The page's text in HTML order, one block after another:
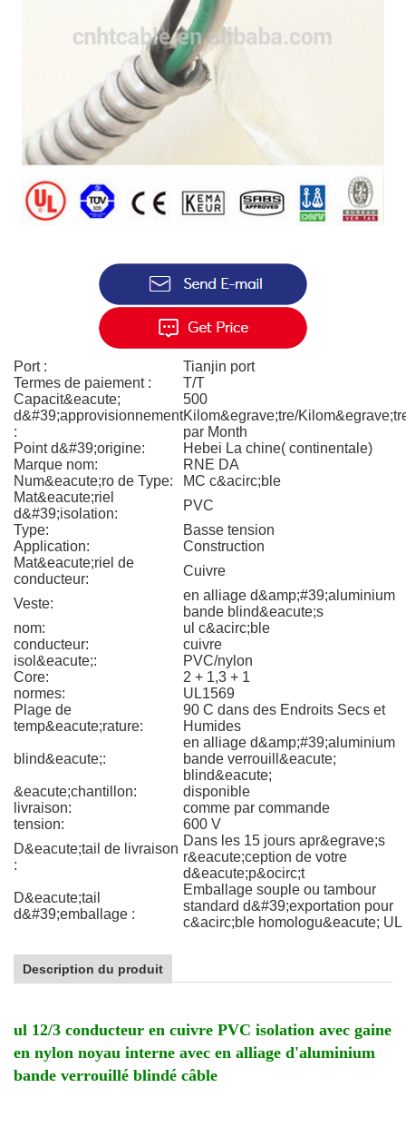
Port :
Tianjin port
Termes de paiement :
T/T
Capacit&eacute;
d&#39;approvisionnement
:
500
Kilom&egrave;tre/
par Month
Point d&#39;origine:
Hebei La chine( continentale)
Marque nom:
RNE DA
Num&eacute;ro de Type:
MC c&acirc;ble
Mat&eacute;riel
d&#39;isolation:
PVC
Type:
Basse tension
Application:
Construction
Mat&eacute;riel de
conducteur:
Cuivre
Veste:
en alliage d&amp;#39;aluminium
bande blind&eacute;s
nom:
ul c&acirc;ble
conducteur:
cuivre
isol&eacute;:
PVC/nylon
Core:
2 + 1,3 + 1
normes:
UL1569
Plage de
temp&eacute;rature:
90 C dans des Endroits Secs et
Humides
blind&eacute;:
en alliage d&amp;#39;aluminium
bande verrouill&eacute;
blind&eacute;
&eacute;chantillon:
disponible
livraison:
comme par commande
tension:
600 V
D&eacute;tail de livraison
:
Dans les 15 jours apr&egrave;s
r&eacute;ception de votre
d&eacute;p&ocirc;t
D&eacute;tail
d&#39;emballage :
Emballage souple ou tambour
standard d&#39;exportation pour
c&acirc;ble homologu&eacute; UL
Description du produit
ul 12/3 conducteur en cuivre PVC isolation avec gaine
en nylon noyau interne avec en alliage d'aluminium
bande verrouillé blindé câble